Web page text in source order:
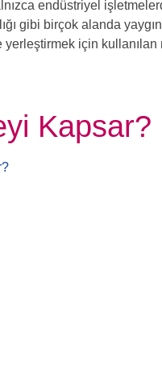
endüstriyel
gibi birçok alanda
yerleştirmek için
Kapsar?